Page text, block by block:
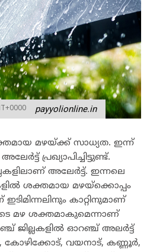
payyolionline.in
മഴയ്ക്ക് സാധ്യത. ഇന്ന്
പ്രഖ്യാപിച്ചിട്ടുണ്ട്.
അലേർട്ട്. ഇന്നലെ
ശക്തമായ മഴയ്ക്കൊപ്പം
ഇടിമിന്നലിനും കാറ്റിനുമാണ്
മഴ ശക്തമാകുമെന്നാണ്
ജില്ലകളിൽ ഓറഞ്ച് അലർട്ട്
കോഴിക്കോട്, വയനാട്, കണ്ണൂർ,